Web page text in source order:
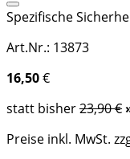
Spezifische
Art.Nr.: 13873
16,50€
statt bisher23,90 €
Preise inkl. MwSt.